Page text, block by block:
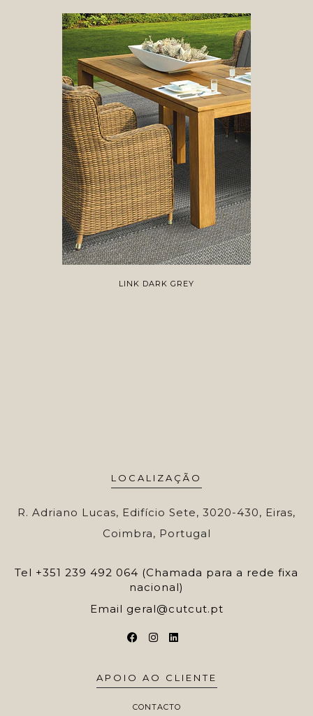
LINK DARK GREY
LOCALIZAÇÃO
R. Adriano Lucas, Edifício Sete, 3020-430, Eiras,
Coimbra, Portugal
Tel +351 239 492 064 (Chamada para a rede fixa
nacional)
Email geral@cutcut.pt
APOIO AO CLIENTE
CONTACTO